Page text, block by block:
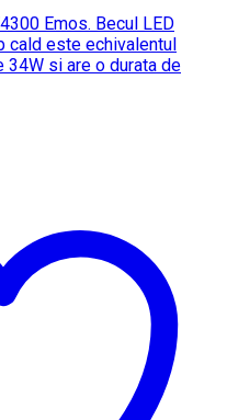
Emos. Becul LED
cald este echivalentul
34W si are o durata de